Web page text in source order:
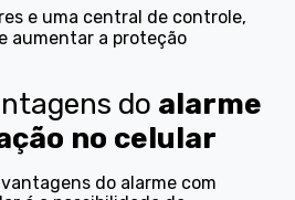
e uma central de controle,
aumentar a proteção
do alarme
no celular